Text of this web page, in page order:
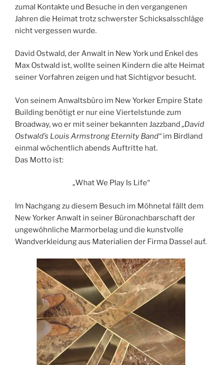
zumal Kontakte und Besuche in den vergangenen
Jahren die Heimat trotz schwerster Schicksalsschläge
nicht vergessen wurde.
David Ostwald, der Anwalt in New York und Enkel des
Max Ostwald ist, wollte seinen Kindern die alte Heimat
seiner Vorfahren zeigen und hat Sichtigvor besucht.
Von seinem Anwaltsbüro im New Yorker Empire State
Building benötigt er nur eine Viertelstunde zum
Broadway, wo er mit seiner bekannten Jazzband„David
Ostwald’s Louis Armstrong Eternity Band“ im Birdland
einmal wöchentlich abends Auftritte hat.
Das Motto ist:
„What We Play Is Life“
Im Nachgang zu diesem Besuch im Möhnetal fällt dem
New Yorker Anwalt in seiner Büronachbarschaft der
ungewöhnliche Marmorbelag und die kunstvolle
Wandverkleidung aus Materialien der Firma Dassel auf.